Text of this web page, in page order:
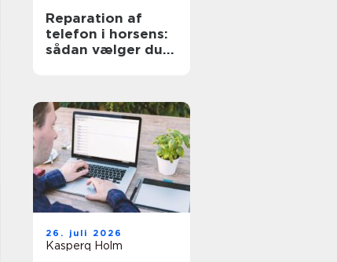
Reparation af
telefon i horsens:
sådan vælger du
26. juli 2026
Kasperq Holm